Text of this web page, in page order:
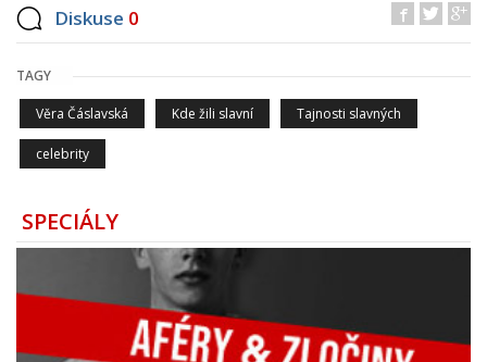
Diskuse 0
TAGY
Věra Čáslavská Kde žili slavní Tajnosti slavných
celebrity
SPECIÁLY